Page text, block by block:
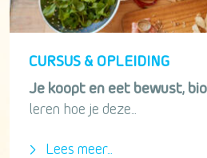
CURSUS & OPLEIDING
Je koopt en eet bewust,
leren hoe je deze...
Lees meer...